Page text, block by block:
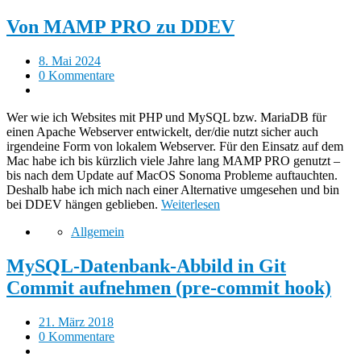
Von MAMP PRO zu DDEV
8. Mai 2024
0 Kommentare
Wer wie ich Websites mit PHP und MySQL bzw. MariaDB für
einen Apache Webserver entwickelt, der/die nutzt sicher auch
irgendeine Form von lokalem Webserver. Für den Einsatz auf dem
Mac habe ich bis kürzlich viele Jahre lang MAMP PRO genutzt –
bis nach dem Update auf MacOS Sonoma Probleme auftauchten.
Deshalb habe ich mich nach einer Alternative umgesehen und bin
bei DDEV hängen geblieben. Weiterlesen
Allgemein
MySQL-Datenbank-Abbild in Git
Commit aufnehmen (pre-commit hook)
21. März 2018
0 Kommentare